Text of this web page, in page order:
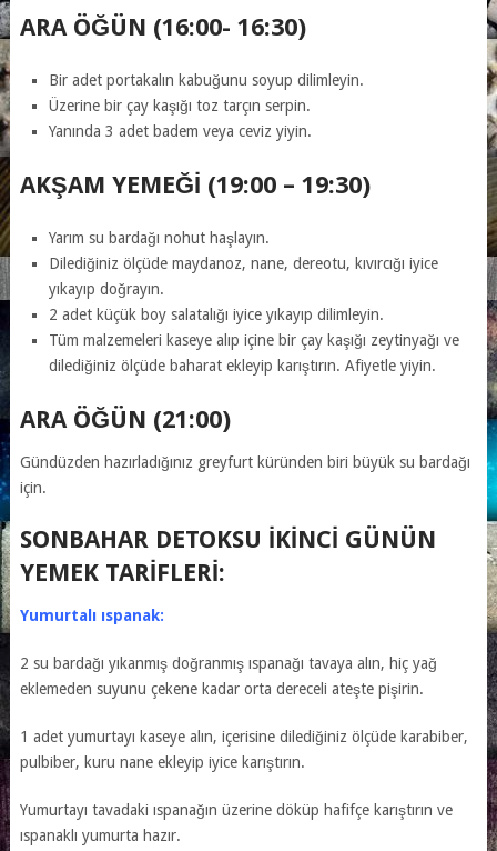
ARA ÖĞÜN (16:00- 16:30)
Bir adet portakalın kabuğunu soyup dilimleyin.
Üzerine bir çay kaşığı toz tarçın serpin.
Yanında 3 adet badem veya ceviz yiyin.
AKŞAM YEMEĞI (19:00 – 19:30)
Yarım su bardağı nohut haşlayın.
Dilediğiniz ölçüde maydanoz, nane, dereotu, kıvırcığı iyice
yıkayıp doğrayın.
2 adet küçük boy salatalığı iyice yıkayıp dilimleyin.
Tüm malzemeleri kaseye alıp içine bir çay kaşığı zeytinyağı ve
dilediğiniz ölçüde baharat ekleyip karıştırın. Afiyetle yiyin.
ARA ÖĞÜN (21:00)
Gündüzden hazırladığınız greyfurt küründen biri büyük su bardağı
için.
SONBAHAR DETOKSU IKINCI GÜNÜN
YEMEK TARIFLERI:
Yumurtalı ıspanak:
2 su bardağı yıkanmış doğranmış ıspanağı tavaya alın, hiç yağ
eklemeden suyunu çekene kadar orta dereceli ateşte pişirin.
1 adet yumurtayı kaseye alın, içerisine dilediğiniz ölçüde karabiber,
pulbiber, kuru nane ekleyip iyice karıştırın.
Yumurtayı tavadaki ıspanağın üzerine döküp hafifçe karıştırın ve
ıspanaklı yumurta hazır.